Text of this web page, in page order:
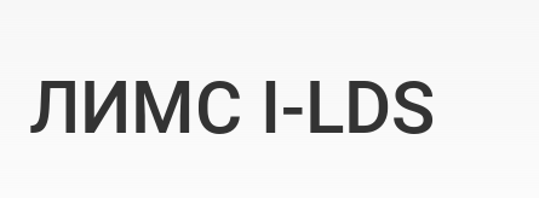
ЛИМС I-LDS